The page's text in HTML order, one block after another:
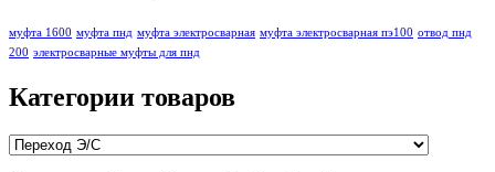
муфта 1600 муфта пнд муфта электросварная муфта электросварная пэ100 отвод пнд
200 электросварные муфты для пнд
Категории товаров